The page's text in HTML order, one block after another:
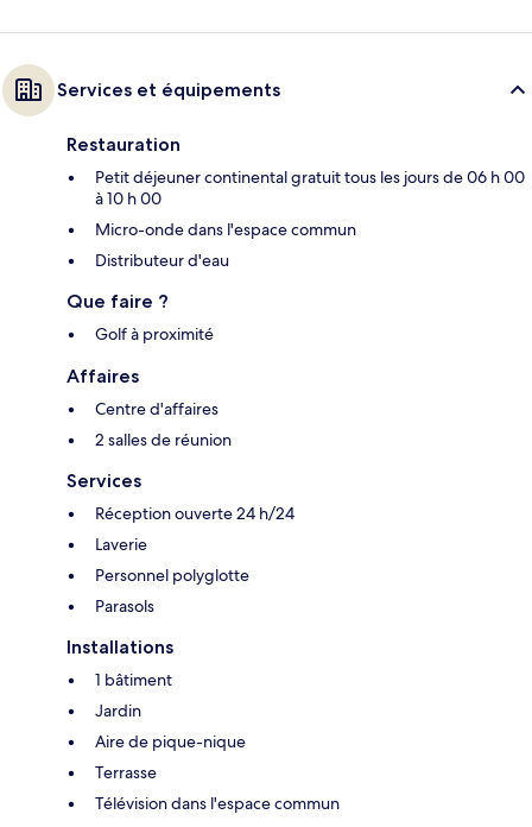
Services et équipements
Restauration
Petit déjeuner continental gratuit tous les jours de 06 h 00
à 10 h 00
Micro-onde dans l'espace commun
Distributeur d'eau
Que faire ?
Golf à proximité
Affaires
Centre d'affaires
2 salles de réunion
Services
Réception ouverte 24 h/24
Laverie
Personnel polyglotte
Parasols
Installations
1 bâtiment
Jardin
Aire de pique-nique
Terrasse
Télévision dans l'espace commun